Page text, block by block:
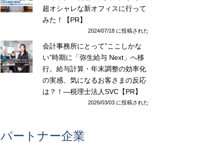
超オシャレな新オフィスに行って
みた！【PR】
2024/07/18 に投稿された
会計事務所にとって”ここしかな
い”時期に「弥生給与 Next」へ移
行。給与計算・年末調整の効率化
の実感、気になるお客さまの反応
は？！―税理士法人SVC【PR】
2026/03/03 に投稿された
パートナー企業